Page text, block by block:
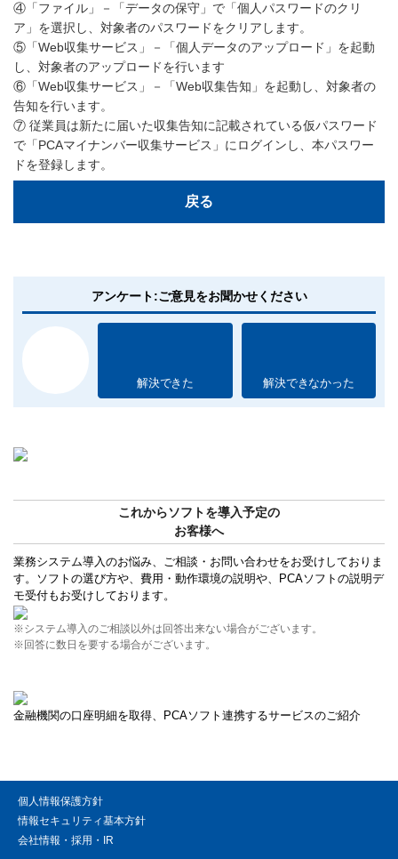
④「ファイル」－「データの保守」で「個人パスワードのクリ
ア」を選択し、対象者のパスワードをクリアします。
⑤「Web収集サービス」－「個人データのアップロード」を起動
し、対象者のアップロードを行います
⑥「Web収集サービス」－「Web収集告知」を起動し、対象者の
告知を行います。
⑦ 従業員は新たに届いた収集告知に記載されている仮パスワード
で「PCAマイナンバー収集サービス」にログインし、本パスワー
ドを登録します。
戻る
アンケート:ご意見をお聞かせください
解決できた 解決できなかった
これからソフトを導入予定の
お客様へ
業務システム導入のお悩み、ご相談・お問い合わせをお受けしておりま
す。ソフトの選び方や、費用・動作環境の説明や、PCAソフトの説明デ
モ受付もお受けしております。
※システム導入のご相談以外は回答出来ない場合がございます。
※回答に数日を要する場合がございます。
金融機関の口座明細を取得、PCAソフト連携するサービスのご紹介
個人情報保護方針
情報セキュリティ基本方針
会社情報・採用・IR